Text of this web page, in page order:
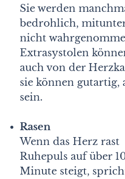
Sie werden
bedrohlich,
nicht
Extrasystolen
auch von der
sie können gutartig,
sein.
Rasen
Wenn das Herz
Ruhepuls auf über
Minute steigt,